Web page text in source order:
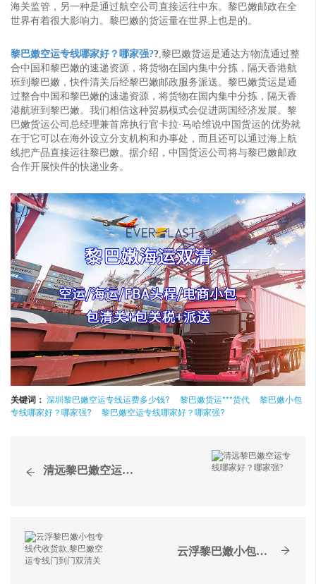
海关监管，另一种是通过航空公司直接运往中东。黎巴嫩邮政在全
世界有着很大影响力。黎巴嫩的货运量在世界上也是的。
黎巴嫩空运专线哪家好？哪家强?? ,黎巴嫩货运是通达方物流通过整
合中国和黎巴嫩的速递资源，将货物在国内集中分拣，隔天香港航
班到黎巴嫩，快件清关后经黎巴嫩邮政服务派送。黎巴嫩货运是通
过整合中国和黎巴嫩的速递资源，将货物在国内集中分拣，隔天香
港航班到黎巴嫩。我们相信这种贸易模式会促进两国经济发展。黎
巴嫩货运公司总经理兼首席执行官卡拉·马哈维说中国货运的优势就
在于它可以在海外设立分支机构和办事处，而且还可以通过海上航
线把产品直接运往黎巴嫩。据介绍，中国货运公司将与黎巴嫩邮政
合作开展快件的快递业务。
关键词： 深圳黎巴嫩空运专线运费多少钱? 黎巴嫩货运***货代
黎巴嫩小包
专线哪家好？哪家强?
黎巴嫩空运专线哪家好？哪家强?
清远黎巴嫩空运专线哪家好...
云浮黎巴嫩小包专线代收货...